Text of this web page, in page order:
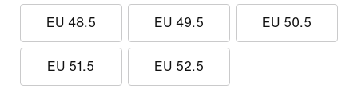
EU 48.5 EU 49.5 EU 50.5
EU 51.5 EU 52.5